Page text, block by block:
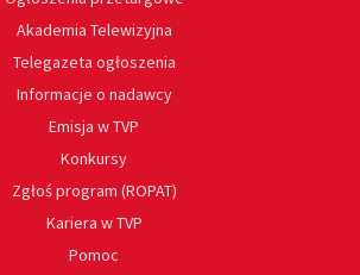
Akademia Telewizyjna
Telegazeta ogłoszenia
Informacje o nadawcy
Emisja w TVP
Konkursy
Zgłoś program (ROPAT)
Kariera w TVP
Pomoc